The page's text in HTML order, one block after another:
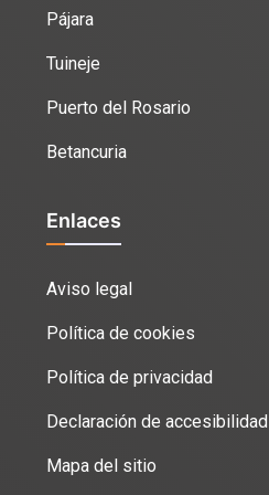
Pájara
Tuineje
Puerto del Rosario
Betancuria
Enlaces
Aviso legal
Política de cookies
Política de privacidad
Declaración de accesibilidad
Mapa del sitio